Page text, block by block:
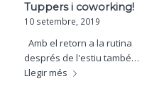
Tuppers i coworking!
10 setembre, 2019
Amb el retorn a la rutina
després de l'estiu també…
Llegir més